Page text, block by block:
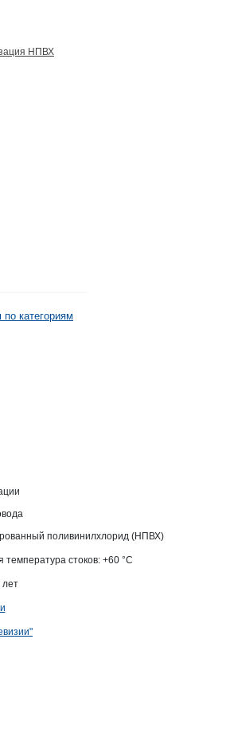
НПВХ
категориям
поливинилхлорид (НПВХ)
стоков: +60 °С